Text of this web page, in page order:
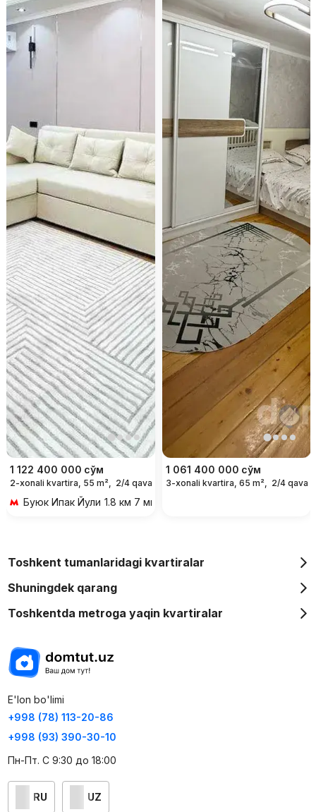
1 122 400 000 сўм
2-xonali kvartira, 55 m², 2/4 qavat
Буюк Ипак Йули 1.8 км 7 мин transportda
1 061 400 000 сўм
3-xonali kvartira, 65 m², 2/4 qavat
Toshkent tumanlaridagi kvartiralar
Shuningdek qarang
Toshkentda metroga yaqin kvartiralar
E'lon bo'limi
+998 (78) 113-20-86
+998 (93) 390-30-10
Пн-Пт. С 9:30 до 18:00
RU UZ